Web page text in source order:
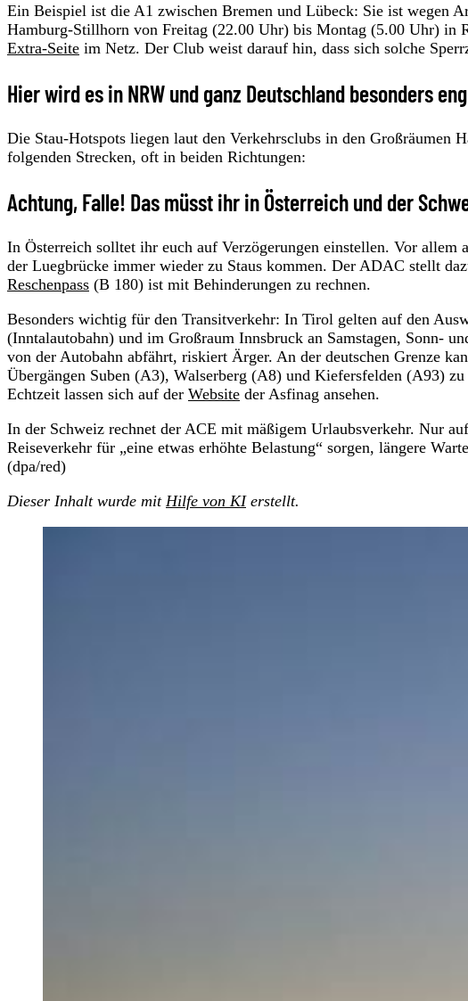
Ein Beispiel ist die A1 zwischen Bremen und Lübeck: Sie ist wegen
Hamburg-Stillhorn von Freitag (22.00 Uhr) bis Montag (5.00 Uhr) in
Extra-Seite im Netz. Der Club weist darauf hin, dass sich solche
Hier wird es in NRW und ganz Deutschland besonders eng
Die Stau-Hotspots liegen laut den Verkehrsclubs in den Großräumen
folgenden Strecken, oft in beiden Richtungen:
Achtung, Falle! Das müsst ihr in Österreich und der
In Österreich solltet ihr euch auf Verzögerungen einstellen. Vor allem
der Luegbrücke immer wieder zu Staus kommen. Der ADAC stellt
Reschenpass (B 180) ist mit Behinderungen zu rechnen.
Besonders wichtig für den Transitverkehr: In Tirol gelten auf den
(Inntalautobahn) und im Großraum Innsbruck an Samstagen, Sonn-
von der Autobahn abfährt, riskiert Ärger. An der deutschen Grenze
Übergängen Suben (A3), Walserberg (A8) und Kiefersfelden (A93)
Echtzeit lassen sich auf der Website der Asfinag ansehen.
In der Schweiz rechnet der ACE mit mäßigem Urlaubsverkehr. Nur
Reiseverkehr für „eine etwas erhöhte Belastung“ sorgen, längere
(dpa/red)
Dieser Inhalt wurde mit Hilfe von KIerstellt.